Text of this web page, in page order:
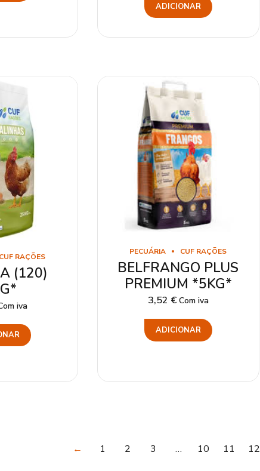
ADICIONAR
CUF RAÇÕES
(120)
iva
PECUÁRIA CUF RAÇÕES
BELFRANGO PLUS
PREMIUM *5KG*
3,52 € Com iva
ADICIONAR
← 1 2 3 … 10 11 12